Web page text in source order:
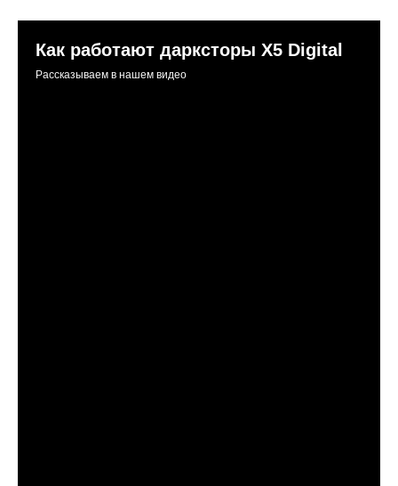
Как работают дарксторы Х5 Digital
Рассказываем в нашем видео